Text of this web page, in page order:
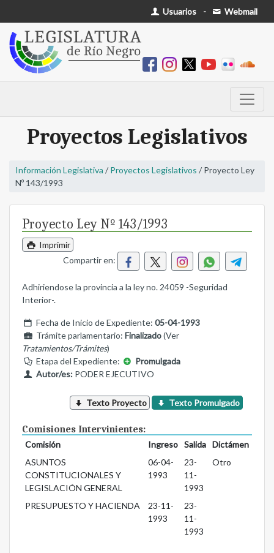
Usuarios - Webmail
Proyectos Legislativos
Información Legislativa / Proyectos Legislativos / Proyecto Ley
Nº 143/1993
Proyecto Ley Nº 143/1993
Imprimir
Compartir en:
Adhiriendose la provincia a la ley no. 24059 -Seguridad
Interior-.
Fecha de Inicio de Expediente: 05-04-1993
Trámite parlamentario: Finalizado(Ver
Tratamientos/Trámites)
Etapa del Expediente:
Promulgada
Autor/es:PODER EJECUTIVO
Texto Proyecto Texto Promulgado
Comisiones Intervinientes:
Comisión Ingreso Salida
Dictámen
ASUNTOS
CONSTITUCIONALES Y
LEGISLACIÓN GENERAL
06-04-
1993
23-
11-
1993
Otro
PRESUPUESTO Y HACIENDA
23-11-
1993
23-
11-
1993